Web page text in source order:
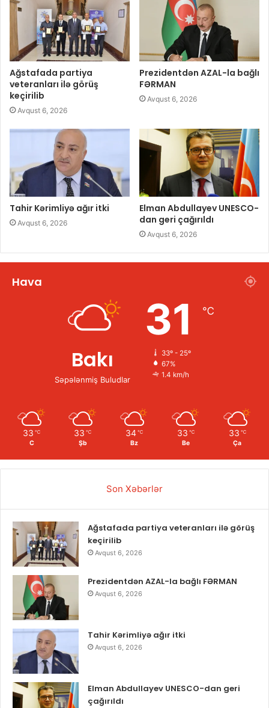
Ağstafada partiya
veteranları ilə görüş
keçirilib
Avqust 6, 2026
Prezidentdən AZAL-la bağlı
FƏRMAN
Avqust 6, 2026
Tahir Kərimliyə ağır itki
Avqust 6, 2026
Elman Abdullayev UNESCO-
dan geri çağırıldı
Avqust 6, 2026
Hava
Bakı
Səpələnmiş Buludlar
31 ℃
33º - 25º
67%
1.4 km/h
33 ℃
C
33 ℃
Şb
34 ℃
Bz
33 ℃
Be
33 ℃
Ça
Son Xəbərlər
Ağstafada partiya veteranları ilə görüş
keçirilib
Avqust 6, 2026
Prezidentdən AZAL-la bağlı FƏRMAN
Avqust 6, 2026
Tahir Kərimliyə ağır itki
Avqust 6, 2026
Elman Abdullayev UNESCO-dan geri
çağırıldı